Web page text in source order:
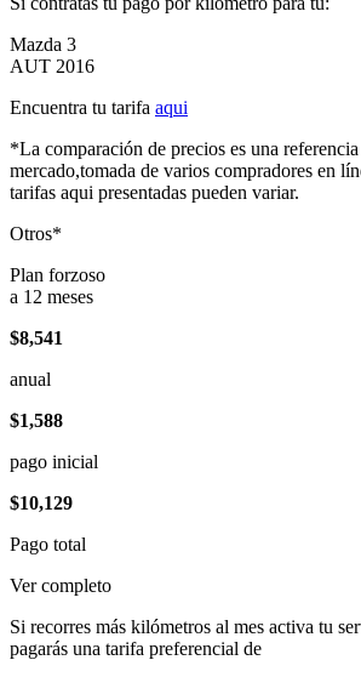
Mazda 3
AUT 2016
Encuentra tu tarifa aqui
*La comparación de precios es una
mercado,tomada de varios compradores en
tarifas aqui presentadas pueden variar.
Otros*
Plan forzoso
a 12 meses
$8,541
anual
$1,588
pago inicial
$10,129
Pago total
Ver completo
Si recorres más kilómetros al mes activa tu
pagarás una tarifa preferencial de